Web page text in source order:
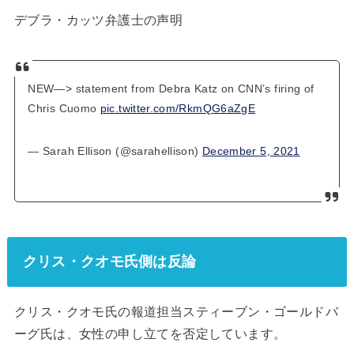
デブラ・カッツ弁護士の声明
NEW—> statement from Debra Katz on CNN’s firing of
Chris Cuomo pic.twitter.com/RkmQG6aZgE
— Sarah Ellison (@sarahellison) December 5, 2021
クリス・クオモ氏側は反論
クリス・クオモ氏の報道担当スティーブン・ゴールドバ
ーグ氏は、女性の申し立てを否定しています。